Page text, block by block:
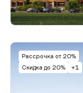
Рассрочка от 20%
Скидка до 20%
+1